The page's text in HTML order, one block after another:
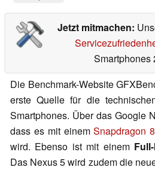
Jetzt mitmachen:
Smartphones
Die Benchmark-Website
erste Quelle für die
Smartphones. Über das Google
dass es mit einemSnapdragon
wird. Ebenso ist mit einem
Das Nexus 5 wird zudem die